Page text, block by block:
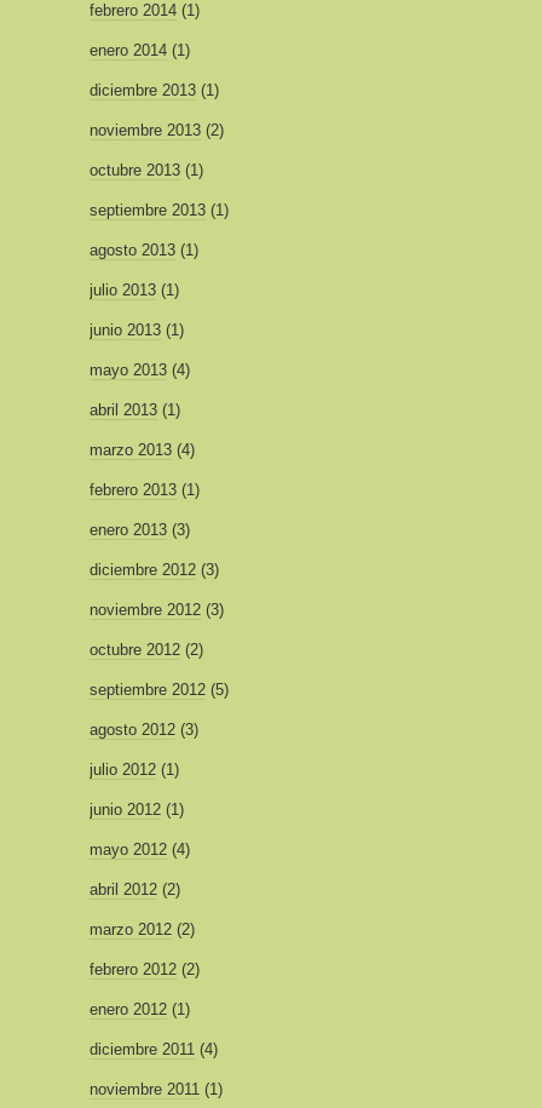
febrero 2014 (1)
enero 2014 (1)
diciembre 2013 (1)
noviembre 2013 (2)
octubre 2013 (1)
septiembre 2013 (1)
agosto 2013 (1)
julio 2013 (1)
junio 2013 (1)
mayo 2013 (4)
abril 2013 (1)
marzo 2013 (4)
febrero 2013 (1)
enero 2013 (3)
diciembre 2012 (3)
noviembre 2012 (3)
octubre 2012 (2)
septiembre 2012 (5)
agosto 2012 (3)
julio 2012 (1)
junio 2012 (1)
mayo 2012 (4)
abril 2012 (2)
marzo 2012 (2)
febrero 2012 (2)
enero 2012 (1)
diciembre 2011 (4)
noviembre 2011 (1)